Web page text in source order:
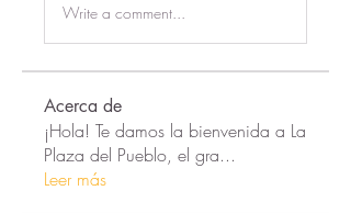
Write a comment...
Acerca de
¡Hola! Te damos la bienvenida a La
Plaza del Pueblo, el gra...
Leer más